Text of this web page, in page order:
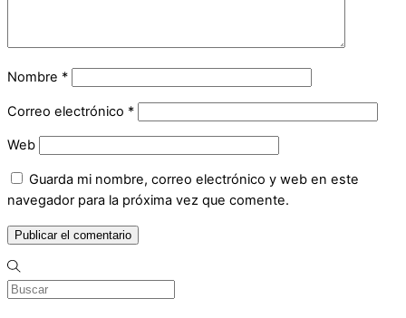
Nombre *
Correo electrónico *
Web
Guarda mi nombre, correo electrónico y web en este
navegador para la próxima vez que comente.